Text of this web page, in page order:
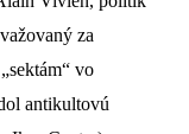
za
vo
antikultovú